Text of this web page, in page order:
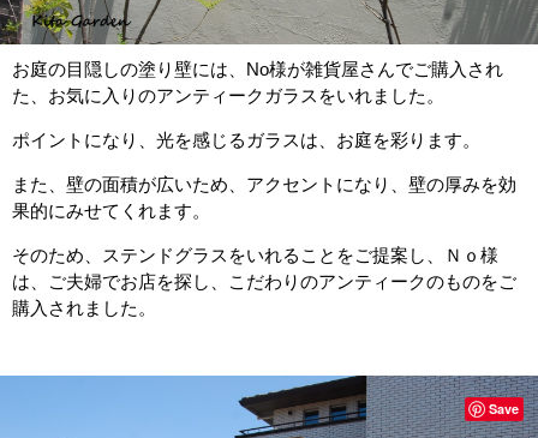
お庭の目隠しの塗り壁には、No様が雑貨屋さんでご購入され
た、お気に入りのアンティークガラスをいれました。
ポイントになり、光を感じるガラスは、お庭を彩ります。
また、壁の面積が広いため、アクセントになり、壁の厚みを効
果的にみせてくれます。
そのため、ステンドグラスをいれることをご提案し、Ｎｏ様
は、ご夫婦でお店を探し、こだわりのアンティークのものをご
購入されました。
Save